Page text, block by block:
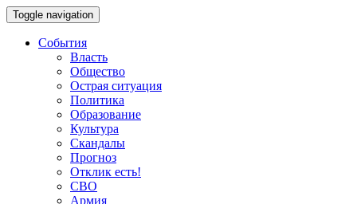
Toggle navigation
События
Власть
Общество
Острая ситуация
Политика
Образование
Культура
Скандалы
Прогноз
Отклик есть!
СВО
Армия